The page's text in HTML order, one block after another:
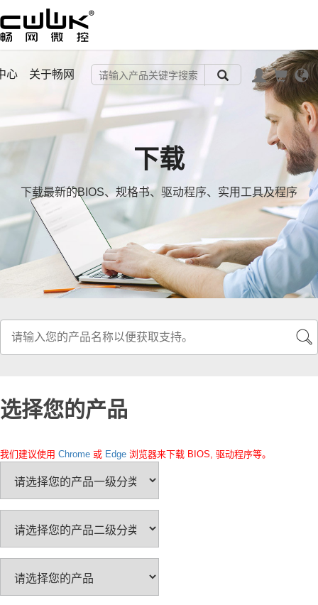
心 关于畅网
下载
下载最新的BIOS、规格书、驱动程序、实用工具及程序
选择您的产品
我们建议使用 Chrome 或 Edge 浏览器来下载 BIOS, 驱动程序等。